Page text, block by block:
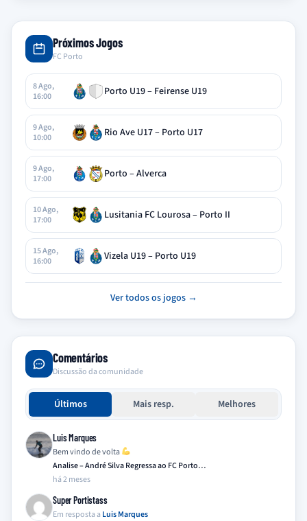
Próximos Jogos
FC Porto
8 Ago,
16:00
Porto U19 – Feirense U19
9 Ago,
10:00
Rio Ave U17 – Porto U17
9 Ago,
17:00
Porto – Alverca
10 Ago,
17:00
Lusitania FC Lourosa – Porto II
15 Ago,
16:00
Vizela U19 – Porto U19
Ver todos os jogos →
Comentários
Discussão da comunidade
Últimos Mais resp. Melhores
Luis Marques
Bem vindo de volta
Analise – André Silva Regressa ao FC Porto…
há 2 meses
Super Portistass
Em resposta a Luis Marques